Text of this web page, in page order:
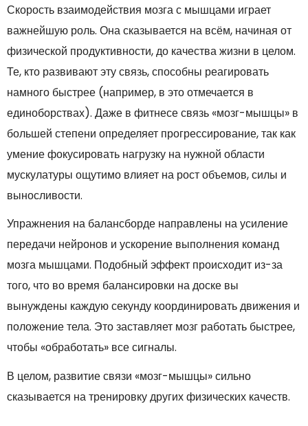
Скорость взаимодействия мозга с мышцами играет
важнейшую роль. Она сказывается на всём, начиная от
физической продуктивности, до качества жизни в целом.
Те, кто развивают эту связь, способны реагировать
намного быстрее (например, в это отмечается в
единоборствах). Даже в фитнесе связь «мозг-мышцы» в
большей степени определяет прогрессирование, так как
умение фокусировать нагрузку на нужной области
мускулатуры ощутимо влияет на рост объемов, силы и
выносливости.
Упражнения на балансборде направлены на усиление
передачи нейронов и ускорение выполнения команд
мозга мышцами. Подобный эффект происходит из-за
того, что во время балансировки на доске вы
вынуждены каждую секунду координировать движения и
положение тела. Это заставляет мозг работать быстрее,
чтобы «обработать» все сигналы.
В целом, развитие связи «мозг-мышцы» сильно
сказывается на тренировку других физических качеств.